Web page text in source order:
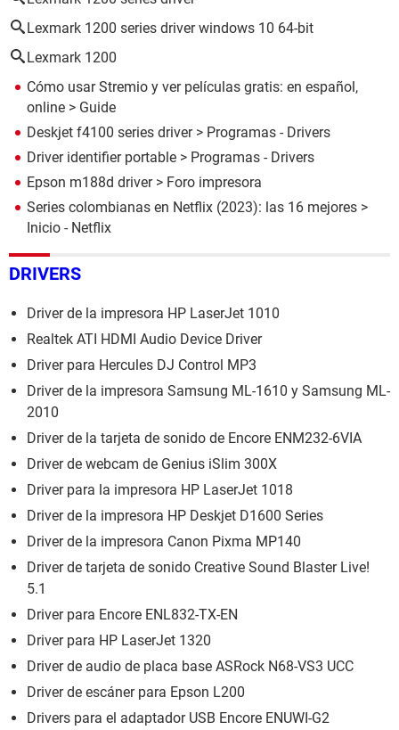
Lexmark 1200 series driver windows 10 64-bit
Lexmark 1200
Cómo usar Stremio y ver películas gratis: en español,
online > Guide
Deskjet f4100 series driver> Programas - Drivers
Driver identifier portable > Programas - Drivers
Epson m188d driver> Foro impresora
Series colombianas en Netflix (2023): las 16 mejores >
Inicio - Netflix
DRIVERS
Driver de la impresora HP LaserJet 1010
Realtek ATI HDMI Audio Device Driver
Driver para Hercules DJ Control MP3
Driver de la impresora Samsung ML-1610 y Samsung ML-
2010
Driver de la tarjeta de sonido de Encore ENM232-6VIA
Driver de webcam de Genius iSlim 300X
Driver para la impresora HP LaserJet 1018
Driver de la impresora HP Deskjet D1600 Series
Driver de la impresora Canon Pixma MP140
Driver de tarjeta de sonido Creative Sound Blaster Live!
5.1
Driver para Encore ENL832-TX-EN
Driver para HP LaserJet 1320
Driver de audio de placa base ASRock N68-VS3 UCC
Driver de escáner para Epson L200
Drivers para el adaptador USB Encore ENUWI-G2